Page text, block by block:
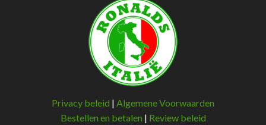
Privacy beleid | Algemene Voorwaarden
Bestellen en betalen | Review beleid